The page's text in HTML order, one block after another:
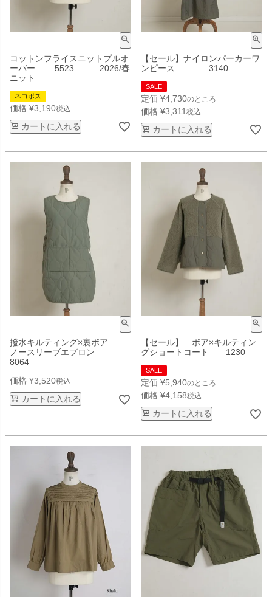
コットンフライスニットプルオ
ーバー 5523 2026/春
ニット
ネコポス
価格 ¥3,190税込
カートに入れる
【セール】ナイロンパーカーワ
ンピース 3140
SALE
定価 ¥4,730のところ
価格 ¥3,311 税込
カートに入れる
撥水キルティング×裏ボア
ノースリーブエプロン
8064
価格 ¥3,520税込
カートに入れる
【セール】 ボア×キルティン
グショートコート 1230
SALE
定価 ¥5,940のところ
価格 ¥4,158税込
カートに入れる